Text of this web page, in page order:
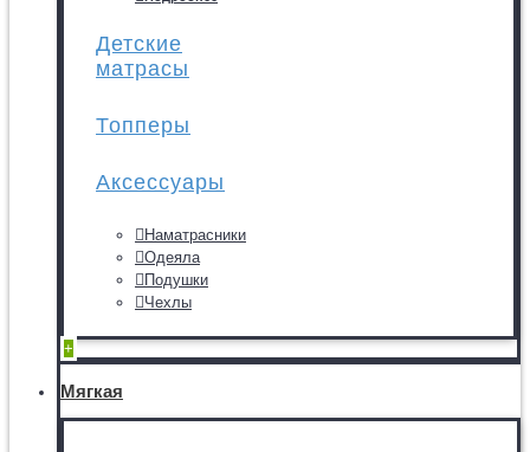
Детские
матрасы
Топперы
Аксессуары
Наматрасники
Одеяла
Подушки
Чехлы
+
Мягкая